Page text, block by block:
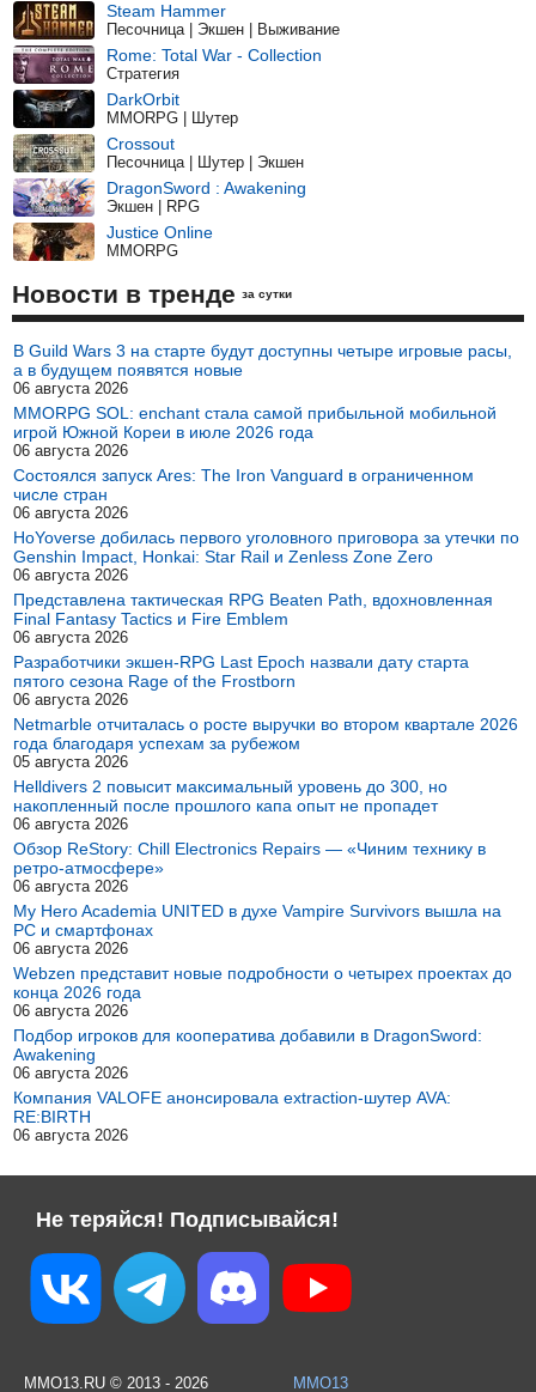
Steam Hammer
Песочница | Экшен | Выживание
Rome: Total War - Collection
Стратегия
DarkOrbit
MMORPG | Шутер
Crossout
Песочница | Шутер | Экшен
DragonSword : Awakening
Экшен | RPG
Justice Online
MMORPG
Новости в тренде за сутки
В Guild Wars 3 на старте будут доступны четыре игровые расы,
а в будущем появятся новые
06 августа 2026
MMORPG SOL: enchant стала самой прибыльной мобильной
игрой Южной Кореи в июле 2026 года
06 августа 2026
Состоялся запуск Ares: The Iron Vanguard в ограниченном
числе стран
06 августа 2026
HoYoverse добилась первого уголовного приговора за утечки по
Genshin Impact, Honkai: Star Rail и Zenless Zone Zero
06 августа 2026
Представлена тактическая RPG Beaten Path, вдохновленная
Final Fantasy Tactics и Fire Emblem
06 августа 2026
Разработчики экшен-RPG Last Epoch назвали дату старта
пятого сезона Rage of the Frostborn
06 августа 2026
Netmarble отчиталась о росте выручки во втором квартале 2026
года благодаря успехам за рубежом
05 августа 2026
Helldivers 2 повысит максимальный уровень до 300, но
накопленный после прошлого капа опыт не пропадет
06 августа 2026
Обзор ReStory: Chill Electronics Repairs — «Чиним технику в
ретро-атмосфере»
06 августа 2026
My Hero Academia UNITED в духе Vampire Survivors вышла на
PC и смартфонах
06 августа 2026
Webzen представит новые подробности о четырех проектах до
конца 2026 года
06 августа 2026
Подбор игроков для кооператива добавили в DragonSword:
Awakening
06 августа 2026
Компания VALOFE анонсировала extraction-шутер AVA:
RE:BIRTH
06 августа 2026
Не теряйся! Подписывайся!
MMO13.RU © 2013 - 2026 MMO13